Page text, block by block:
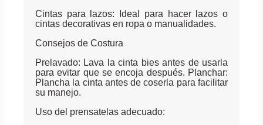
Cintas para lazos: Ideal para hacer lazos o
cintas decorativas en ropa o manualidades.
Consejos de Costura
Prelavado: Lava la cinta bies antes de usarla
para evitar que se encoja después. Planchar:
Plancha la cinta antes de coserla para facilitar
su manejo.
Uso del prensatelas adecuado: